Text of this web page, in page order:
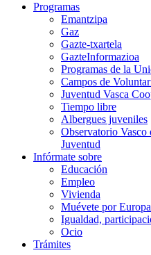
Programas
Emantzipa
Gaz
Gazte-txartela
GazteInformazioa
Programas de la
Campos de
Juventud Vasca
Tiempo libre
Albergues juveniles
Observatorio
Juventud
Infórmate sobre
Educación
Empleo
Vivienda
Muévete por Europa
Igualdad,
Ocio
Trámites